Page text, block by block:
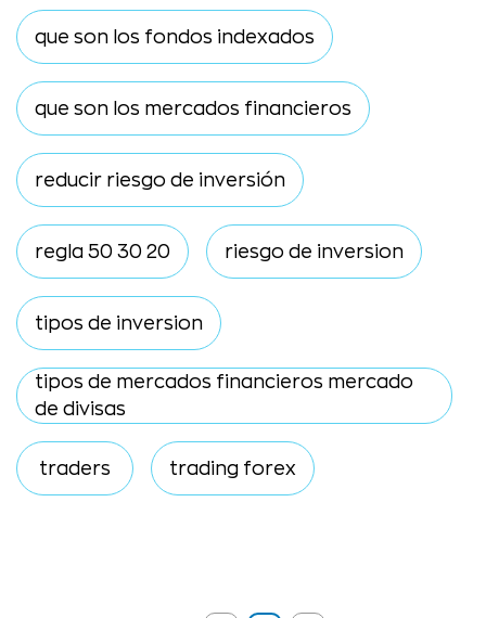
que son los fondos indexados
que son los mercados financieros
reducir riesgo de inversión
regla 50 30 20 riesgo de inversion
tipos de inversion
tipos de mercados financieros mercado
de divisas
traders trading forex